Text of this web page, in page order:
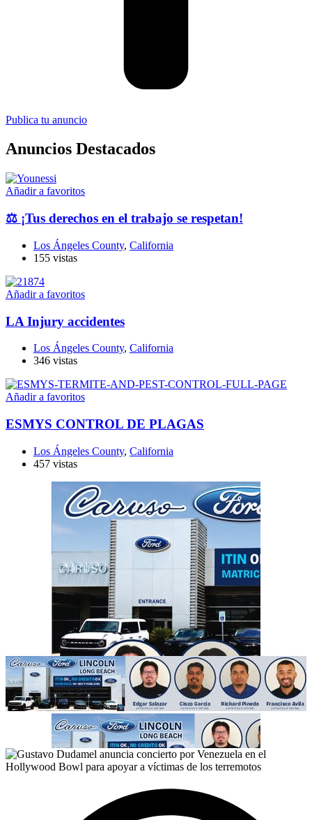
Publica tu anuncio
Anuncios Destacados
Añadir a favoritos
⚖️ ¡Tus derechos en el trabajo se respetan!
Los Ángeles County, California
155 vistas
Añadir a favoritos
LA Injury accidentes
Los Ángeles County, California
346 vistas
Añadir a favoritos
ESMYS CONTROL DE PLAGAS
Los Ángeles County, California
457 vistas